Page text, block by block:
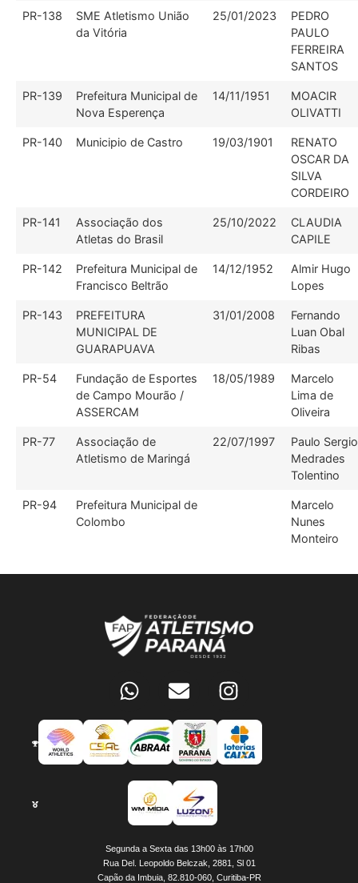
PR-138
SME Atletismo União
da Vitória
25/01/2023
PEDRO
PAULO
FERREIRA
SANTOS
PR-139
Prefeitura Municipal de
Nova Esperença
14/11/1951
MOACIR
OLIVATTI
PR-140 Municipio de Castro 19/03/1901
RENATO
OSCAR DA
SILVA
CORDEIRO
PR-141
Associação dos
Atletas do Brasil
25/10/2022
CLAUDIA
CAPILE
PR-142
Prefeitura Municipal de
Francisco Beltrão
14/12/1952
Almir Hugo
Lopes
PR-143
PREFEITURA
MUNICIPAL DE
GUARAPUAVA
31/01/2008
Fernando
Luan Obal
Ribas
PR-54
Fundação de Esportes
de Campo Mourão /
ASSERCAM
18/05/1989
Marcelo
Lima de
Oliveira
PR-77
Associação de
Atletismo de Maringá
22/07/1997
Paulo Sergio
Medrades
Tolentino
PR-94
Prefeitura Municipal de
Colombo
Marcelo
Nunes
Monteiro
Segunda a Sexta das 13h00 às 17h00
Rua Del. Leopoldo Belczak, 2881, Sl 01
Capão da Imbuia, 82.810-060, Curitiba-PR